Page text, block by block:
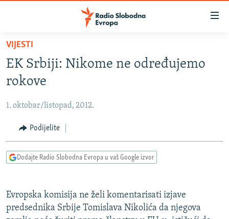
Pređite
glavni
sadržaj
na
navigaciju
Pređite
na
BOSNA I HERCEGOVINA
KOSOVO
CRNA GORA
VIDEO
INFOGRAFIKE
PODCASTI
KINA NA BALKANU
VIJESTI
EK Srbiji: Nikome ne određujemo
rokove
1. oktobar/listopad, 2012.
Podijelite
Dodajte Radio Slobodna Evropa u vaš Google izvor
Evropska komisija ne želi komentarisati izjave
predsednika Srbije Tomislava Nikolića da njegova